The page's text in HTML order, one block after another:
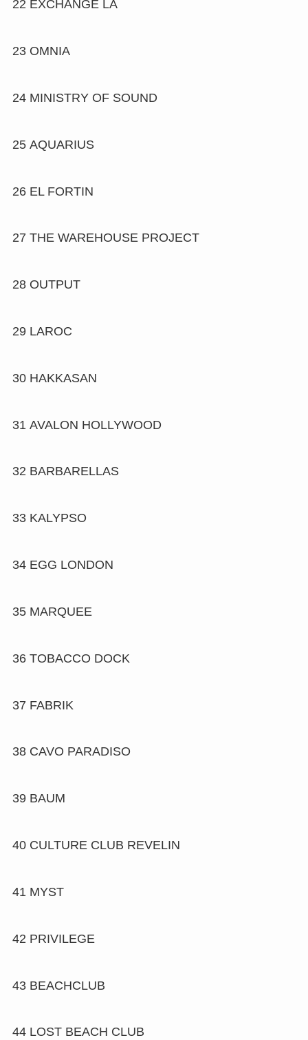
22 EXCHANGE LA
23 OMNIA
24 MINISTRY OF SOUND
25 AQUARIUS
26 EL FORTIN
27 THE WAREHOUSE PROJECT
28 OUTPUT
29 LAROC
30 HAKKASAN
31 AVALON HOLLYWOOD
32 BARBARELLAS
33 KALYPSO
34 EGG LONDON
35 MARQUEE
36 TOBACCO DOCK
37 FABRIK
38 CAVO PARADISO
39 BAUM
40 CULTURE CLUB REVELIN
41 MYST
42 PRIVILEGE
43 BEACHCLUB
44 LOST BEACH CLUB